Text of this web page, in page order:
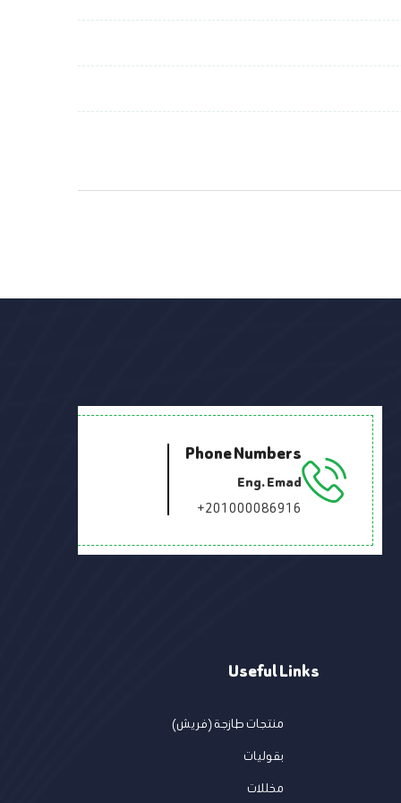
Phone Numbers
Eng. Emad
+201000086916
Useful Links
منتجات طازجة (فريش)
بقوليات
مخللات